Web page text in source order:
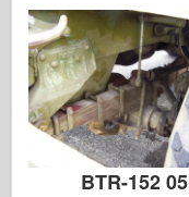
BTR-152 05